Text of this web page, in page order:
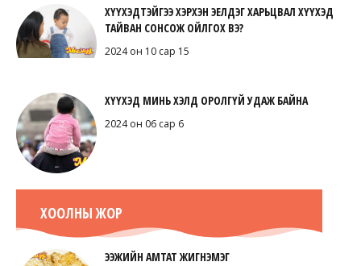
ХҮҮХЭДТЭЙГЭЭ ХЭРХЭН ЭЕЛДЭГ ХАРЬЦВАЛ ХҮҮХЭД
ТАЙВАН СОНСОЖ ОЙЛГОХ ВЭ?
2024 он 10 сар 15
ХҮҮХЭД МИНЬ ХЭЛД ОРОЛГҮЙ УДАЖ БАЙНА
2024 он 06 сар 6
ХООЛНЫ ЖОР
ЭЭЖИЙН АМТАТ ЖИГНЭМЭГ